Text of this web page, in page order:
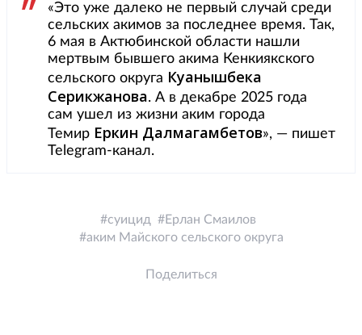
«Это уже далеко не первый случай среди
сельских акимов за последнее время. Так,
6 мая в Актюбинской области нашли
мертвым бывшего акима Кенкиякского
сельского округа Куанышбека
Серикжанова. А в декабре 2025 года
сам ушел из жизни аким города
Темир Еркин Далмагамбетов», — пишет
Telegram-канал.
суицид
Ерлан Смаилов
аким Майского сельского округа
Поделиться